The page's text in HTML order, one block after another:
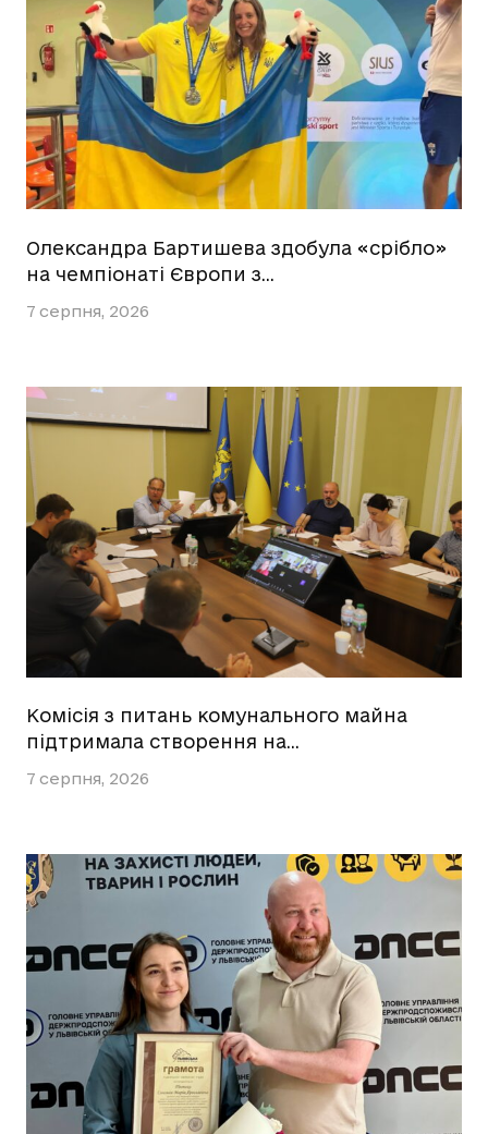
Олександра Бартишева здобула «срібло»
на чемпіонаті Європи з…
7 серпня, 2026
Комісія з питань комунального майна
підтримала створення на…
7 серпня, 2026